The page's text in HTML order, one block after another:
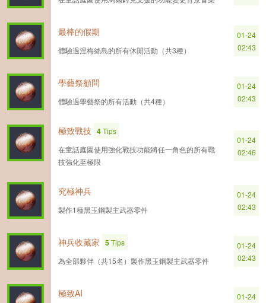
最棒的假期
體驗過涅梅絲島的所有休閒活動（共3種）
01-24
02:43
學藝祭顧問
體驗過學藝祭的所有活動（共4種）
01-24
02:43
極致戰技 4Tips
在童話庭園使用強化戰技功能將任一角色的所有戰
技強化至極限
01-24
02:46
究極神兵
製作1種黑玉鋼製主武器零件
01-24
02:43
神兵收藏家 5Tips
為全部夥伴（共15名）製作黑玉鋼製主武器零件
01-24
02:43
極致AI
01-24